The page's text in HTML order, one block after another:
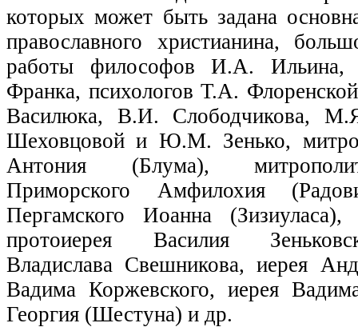
которых может быть задана
православного христианина,
работы философов И.А.
Франка, психологов Т.А.
Василюка, В.И. Слободчикова,
Шеховцовой и Ю.М. Зенько,
Антония (Блума),
Приморского Амфилохия
Пергамского Иоанна (Зизиуласа),
протоиерея Василия
Владислава Свешникова, иерея
Вадима Коржевского, иерея
Георгия (Шестуна) и др.